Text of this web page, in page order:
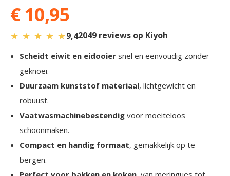
€ 10,95
★ ★ ★ ★ ★9,42049 reviews op Kiyoh
Scheidt eiwit en eidooier snel en eenvoudig zonder
geknoei.
Duurzaam kunststof materiaal, lichtgewicht en
robuust.
Vaatwasmachinebestendig voor moeiteloos
schoonmaken.
Compact en handig formaat, gemakkelijk op te
bergen.